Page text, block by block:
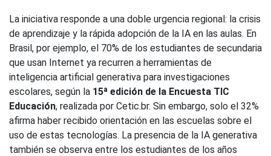
La iniciativa responde a una doble urgencia regional: la crisis
de aprendizaje y la rápida adopción de la IA en las aulas. En
Brasil, por ejemplo, el 70% de los estudiantes de secundaria
que usan Internet ya recurren a herramientas de
inteligencia artificial generativa para investigaciones
escolares, según la 15ª edición de la Encuesta TIC
Educación, realizada por Cetic.br. Sin embargo, solo el 32%
afirma haber recibido orientación en las escuelas sobre el
uso de estas tecnologías. La presencia de la IA generativa
también se observa entre los estudiantes de los años